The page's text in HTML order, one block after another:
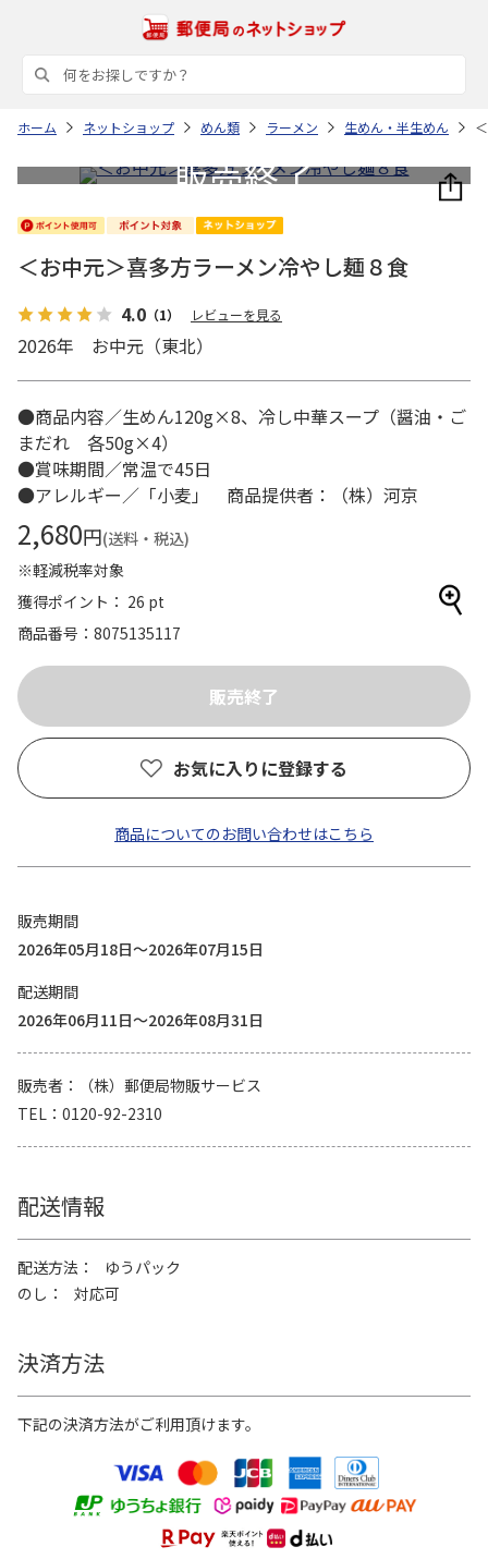
ホーム ネットショップ めん類 ラーメン 生めん・半生めん
＜お中元＞喜多方ラーメン冷やし麺８食
4.0 （1） レビューを見る
2026年 お中元（東北）
●商品内容／生めん120g×8、冷し中華スープ（醤油・ご
まだれ 各50g×4）
●賞味期間／常温で45日
●アレルギー／「小麦」 商品提供者：（株）河京
2,680円(送料・税込)
※軽減税率対象
獲得ポイント： 26 pt
商品番号
8075135117
お気に入りに登録する
商品についてのお問い合わせはこちら
販売期間
2026年05月18日～2026年07月15日
配送期間
2026年06月11日～2026年08月31日
販売者
（株）郵便局物販サービス
TEL
0120-92-2310
配送情報
配送方法
ゆうパック
のし
対応可
決済方法
下記の決済方法がご利用頂けます。